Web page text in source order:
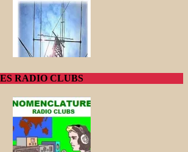
RADIO CLUBS